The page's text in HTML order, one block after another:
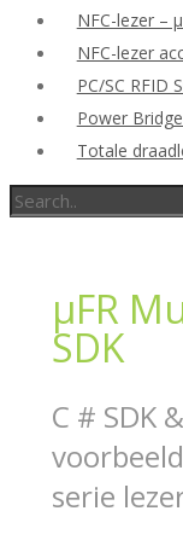
NFC-lezer –
NFC-lezer
PC/SC RFID
Power
Totale
μFR
SDK
C # SDK
serie